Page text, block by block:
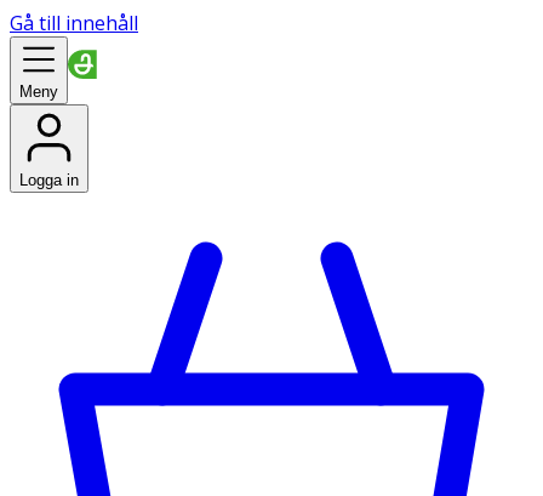
Gå till innehåll
Meny
Logga in